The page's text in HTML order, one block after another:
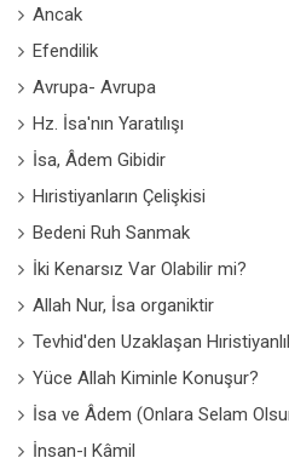
Ancak
Efendilik
Avrupa- Avrupa
Hz. İsa'nın Yaratılışı
İsa, Âdem Gibidir
Hıristiyanların Çelişkisi
Bedeni Ruh Sanmak
İki Kenarsız Var Olabilir mi?
Allah Nur, İsa organiktir
Tevhid'den Uzaklaşan
Yüce Allah Kiminle Konuşur?
İsa ve Âdem (Onlara Selam
İnsan-ı Kâmil